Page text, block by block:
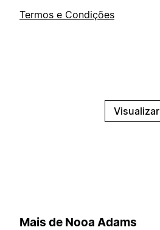
Termos e Condições
Visualizar
Mais de Nooa Adams